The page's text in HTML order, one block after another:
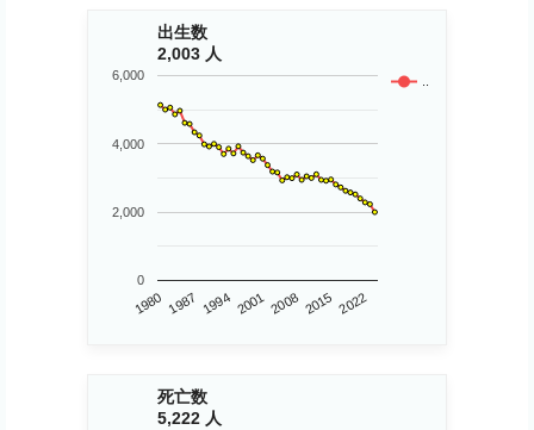
出生数
2,003 人
..
1980 1987 1994 2001 2008 2015 2022
0
2,000
4,000
6,000
死亡数
5,222 人